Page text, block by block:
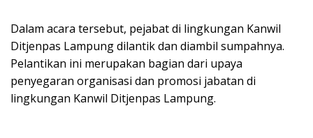
Dalam acara tersebut, pejabat di lingkungan Kanwil
Ditjenpas Lampung dilantik dan diambil sumpahnya.
Pelantikan ini merupakan bagian dari upaya
penyegaran organisasi dan promosi jabatan di
lingkungan Kanwil Ditjenpas Lampung.